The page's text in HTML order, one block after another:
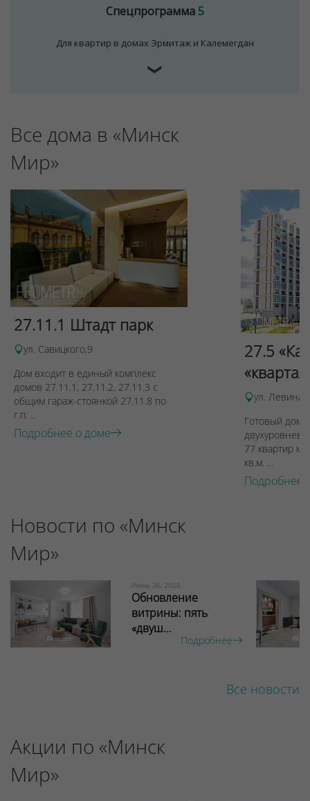
Спецпрограмма5
Для квартир в домах Эрмитаж и Калемегдан
❯
Все дома в «Минск
Мир»
27.11.1 Штадт парк
ул. Савицкого,9
Дом входит в единый комплекс
домов 27.11.1, 27.11.2, 27.11.3 с
общим гараж-стоянкой 27.11.8 по
г.п. ...
Подробнее о доме
27.5
ул. Левина,
Готовый дом
77 квартир
кв.м. ...
Подробнее
Новости по «Минск
Мир»
Июнь 26, 2026
Обновление
витрины: пять
«двуш...
Подробнее
Все новости
Акции по «Минск
Мир»
Для обеспечения удобства пользователей сайта
используются cookies
Отклонить